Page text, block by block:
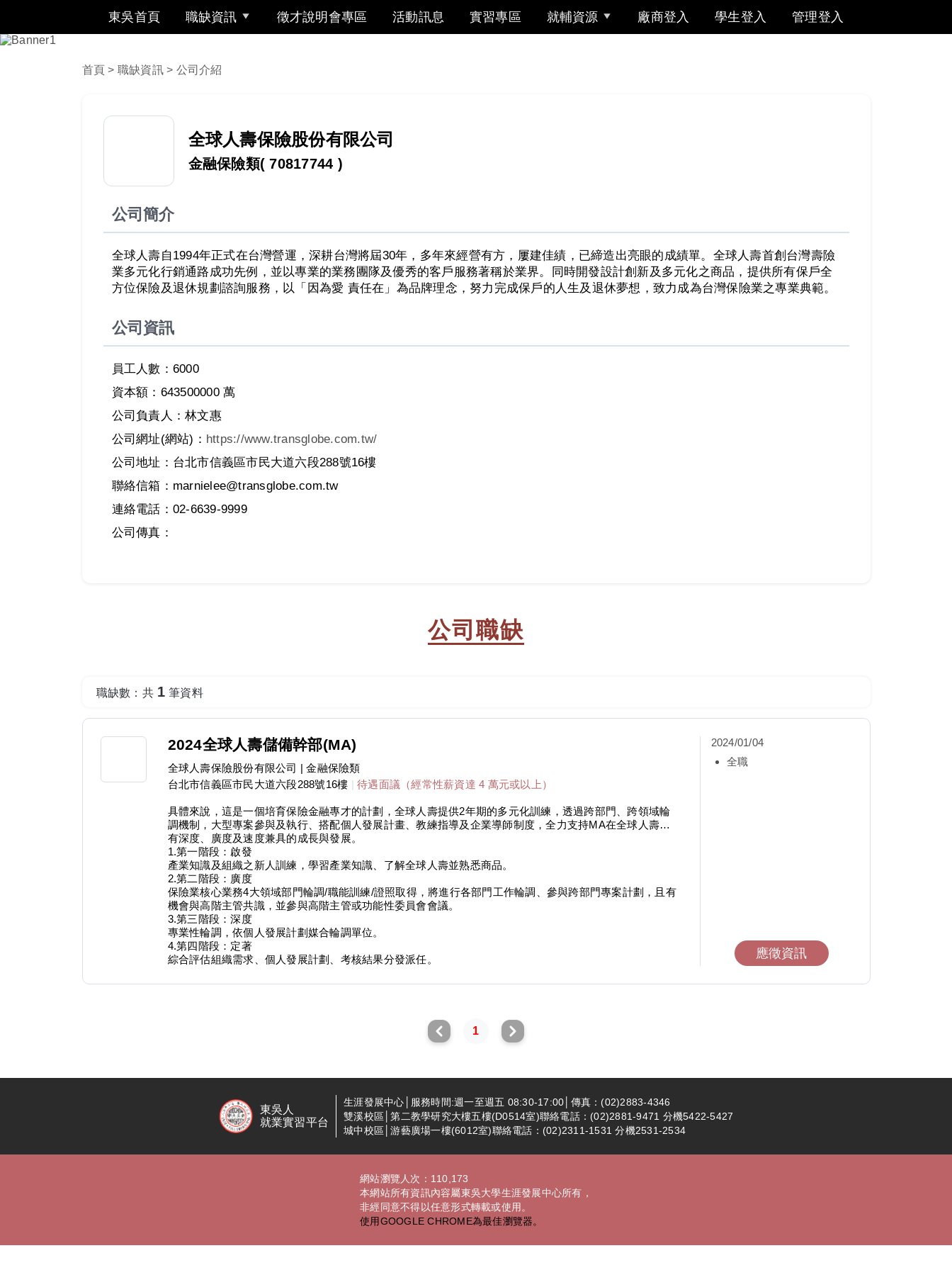
東吳首頁 職缺資訊 徵才說明會專區 活動訊息 實習專區 就輔資源 廠商登入 學生登入 管理登入
首頁 > 職缺資訊> 公司介紹
全球人壽保險股份有限公司
金融保險類( 70817744 )
公司簡介
全球人壽自1994年正式在台灣營運，深耕台灣將屆30年，多年來經營有方，屢建佳績，已締造出亮眼的成績單。全球人壽首創台灣壽險
業多元化行銷通路成功先例，並以專業的業務團隊及優秀的客戶服務著稱於業界。同時開發設計創新及多元化之商品，提供所有保戶全
方位保險及退休規劃諮詢服務，以「因為愛 責任在」為品牌理念，努力完成保戶的人生及退休夢想，致力成為台灣保險業之專業典範。
公司資訊
員工人數：6000
資本額：643500000 萬
公司負責人：林文惠
公司網址(網站)： https://www.transglobe.com.tw/
公司地址：台北市信義區市民大道六段288號16樓
聯絡信箱：marnielee@transglobe.com.tw
連絡電話：02-6639-9999
公司傳真：
公司職缺
職缺數：共 1 筆資料
2024全球人壽儲備幹部(MA)
全球人壽保險股份有限公司 | 金融保險類
台北市信義區市民大道六段288號16樓
待遇面議（經常性薪資達 4 萬元或以上）
具體來說，這是一個培育保險金融專才的計劃，全球人壽提供2年期的多元化訓練，透過跨部門、跨領域輪
調機制，大型專案參與及執行、搭配個人發展計畫、教練指導及企業導師制度，全力支持MA在全球人壽擁
有深度、廣度及速度兼具的成長與發展。
1.第一階段：啟發
產業知識及組織之新人訓練，學習產業知識、了解全球人壽並熟悉商品。
2.第二階段：廣度
保險業核心業務4大領域部門輪調/職能訓練/證照取得，將進行各部門工作輪調、參與跨部門專案計劃，且有
機會與高階主管共識，並參與高階主管或功能性委員會會議。
3.第三階段：深度
專業性輪調，依個人發展計劃媒合輪調單位。
4.第四階段：定著
綜合評估組織需求、個人發展計劃、考核結果分發派任。
2024/01/04
全職
應徵資訊
1
東吳人
就業實習平台
生涯發展中心│服務時間:週一至週五 08:30-17:00│傳真：(02)2883-4346
雙溪校區│第二教學研究大樓五樓(D0514室)聯絡電話：(02)2881-9471 分機5422-5427
城中校區│游藝廣場一樓(6012室)聯絡電話：(02)2311-1531 分機2531-2534
網站瀏覽人次：110,173
本網站所有資訊內容屬東吳大學生涯發展中心所有，
非經同意不得以任意形式轉載或使用。
使用GOOGLE CHROME為最佳瀏覽器。